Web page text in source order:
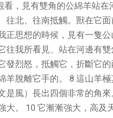
看，見有雙角的公綿羊站
往北、往南抵觸。獸在它
正思想的時候，見有一隻
往我所看見、站在河邊有
發烈怒，抵觸它，折斷它
羊脫離它手的。 8 這山羊
是風）長出四個非常的角
大。 10 它漸漸強大，高及